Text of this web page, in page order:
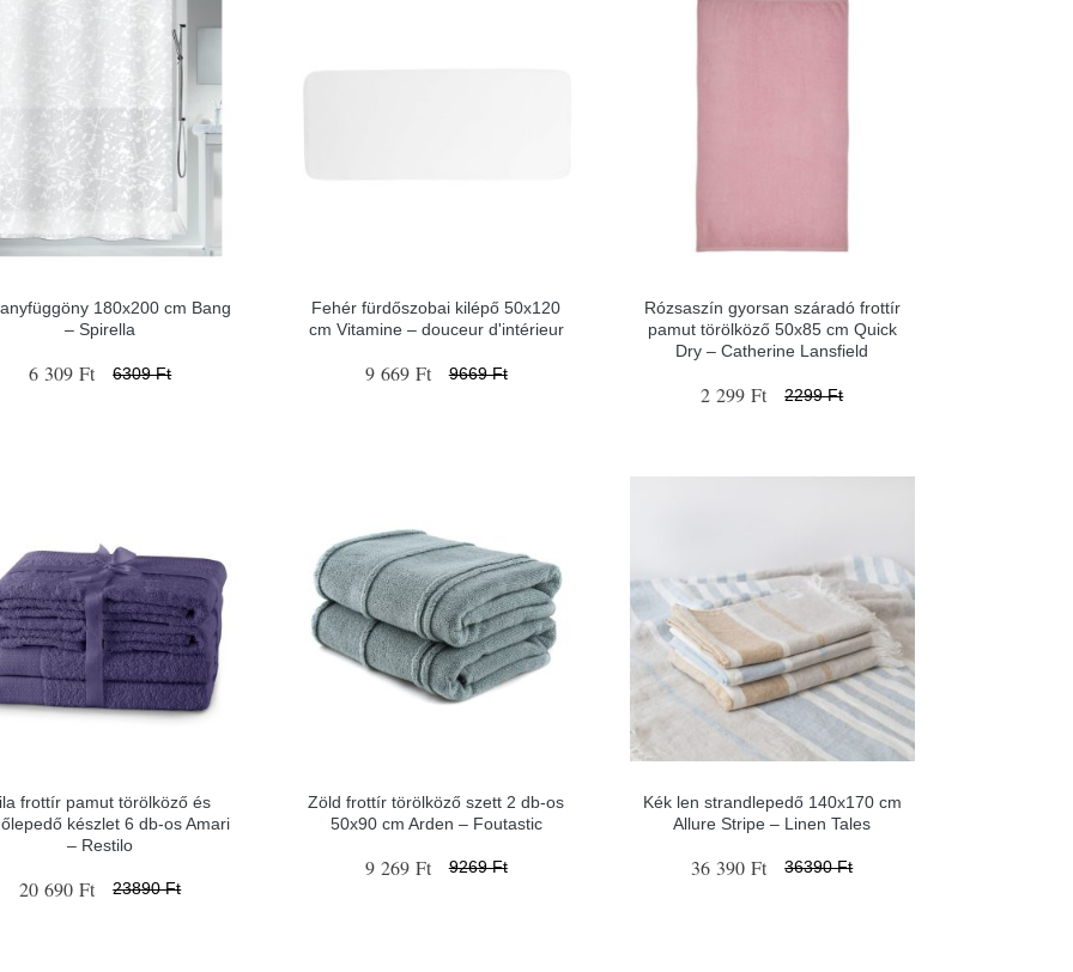
180x200 cm Bang
– Spirella
6 309 Ft 6309 Ft
Fehér fürdőszobai kilépő 50x120
cm Vitamine – douceur d'intérieur
9 669 Ft 9669 Ft
Rózsaszín gyorsan száradó frottír
pamut törölköző 50x85 cm Quick
Dry – Catherine Lansfield
2 299 Ft 2299 Ft
frottír pamut törölköző és
készlet 6 db-os Amari
– Restilo
20 690 Ft 23890 Ft
Zöld frottír törölköző szett 2 db-os
50x90 cm Arden – Foutastic
9 269 Ft 9269 Ft
Kék len strandlepedő 140x170 cm
Allure Stripe – Linen Tales
36 390 Ft 36390 Ft